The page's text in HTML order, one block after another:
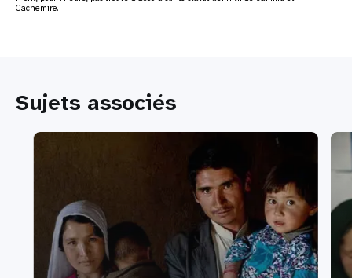
Cachemire.
Sujets associés